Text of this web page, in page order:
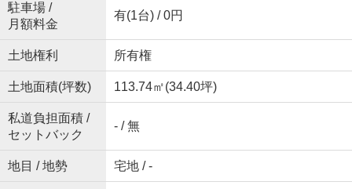
駐車場 /
月額料金
有(1台) / 0円
土地権利 所有権
土地面積(坪数) 113.74㎡(34.40坪)
私道負担面積 /
セットバック
- / 無
地目 / 地勢 宅地 / -